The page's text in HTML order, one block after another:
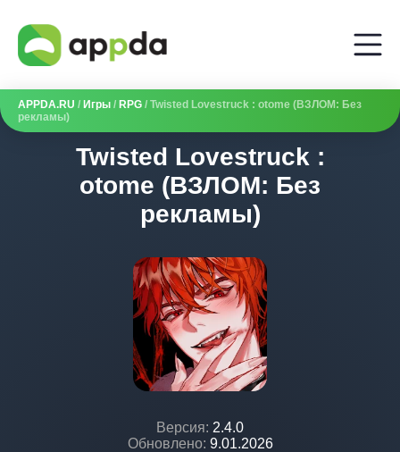
APPDA.RU / Игры / RPG / Twisted Lovestruck : otome (ВЗЛОМ: Без
рекламы)
Twisted Lovestruck :
otome (ВЗЛОМ: Без
рекламы)
Версия: 2.4.0
Обновлено: 9.01.2026